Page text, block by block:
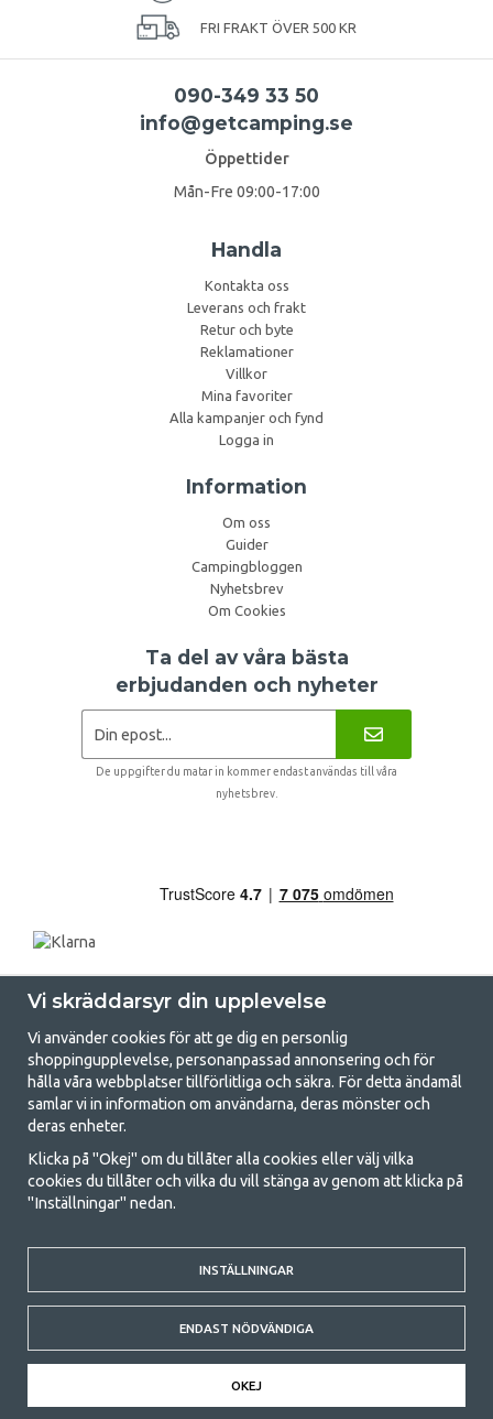
FRI FRAKT ÖVER 500 KR
090-349 33 50
info@getcamping.se
Öppettider
Mån-Fre 09:00-17:00
Handla
Kontakta oss
Leverans och frakt
Retur och byte
Reklamationer
Villkor
Mina favoriter
Alla kampanjer och fynd
Logga in
Information
Om oss
Guider
Campingbloggen
Nyhetsbrev
Om Cookies
Ta del av våra bästa
erbjudanden och nyheter
De uppgifter du matar in kommer endast användas till våra
nyhetsbrev.
GetCamping.se - Din butik för camping
och uteliv
Att campa kan antingen vara en livsstil eller ett sätt att samla familjen
för ett gemensamt äventyr. Oavsett vilken kategori du tillhör hittar du
med att campa så därför erbjuder vi riktigt bra priser på familjetält,
husvagnstält och all annan utrustning för camping och friluftsliv. Vårt
mål är att i varje priskategori erbjuda den bästa campingutrustningen
gällande kvalitet och funktionalitet. Ta gärna kontakt med oss om det
är något du saknar eller vill veta mer om.
© 2020 GetCamping. All rights reserved.
Vi skräddarsyr din upplevelse
Vi använder cookies för att ge dig en personlig
shoppingupplevelse, personanpassad annonsering och för
hålla våra webbplatser tillförlitliga och säkra. För detta ändamål
samlar vi in information om användarna, deras mönster och
deras enheter.
Klicka på "Okej" om du tillåter alla cookies eller välj vilka
cookies du tillåter och vilka du vill stänga av genom att klicka på
"Inställningar" nedan.
INSTÄLLNINGAR
ENDAST NÖDVÄNDIGA
OKEJ